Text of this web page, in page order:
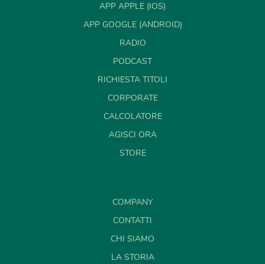
APP APPLE (IOS)
APP GOOGLE (ANDROID)
RADIO
PODCAST
RICHIESTA TITOLI
CORPORATE
CALCOLATORE
AGISCI ORA
STORE
COMPANY
CONTATTI
CHI SIAMO
LA STORIA